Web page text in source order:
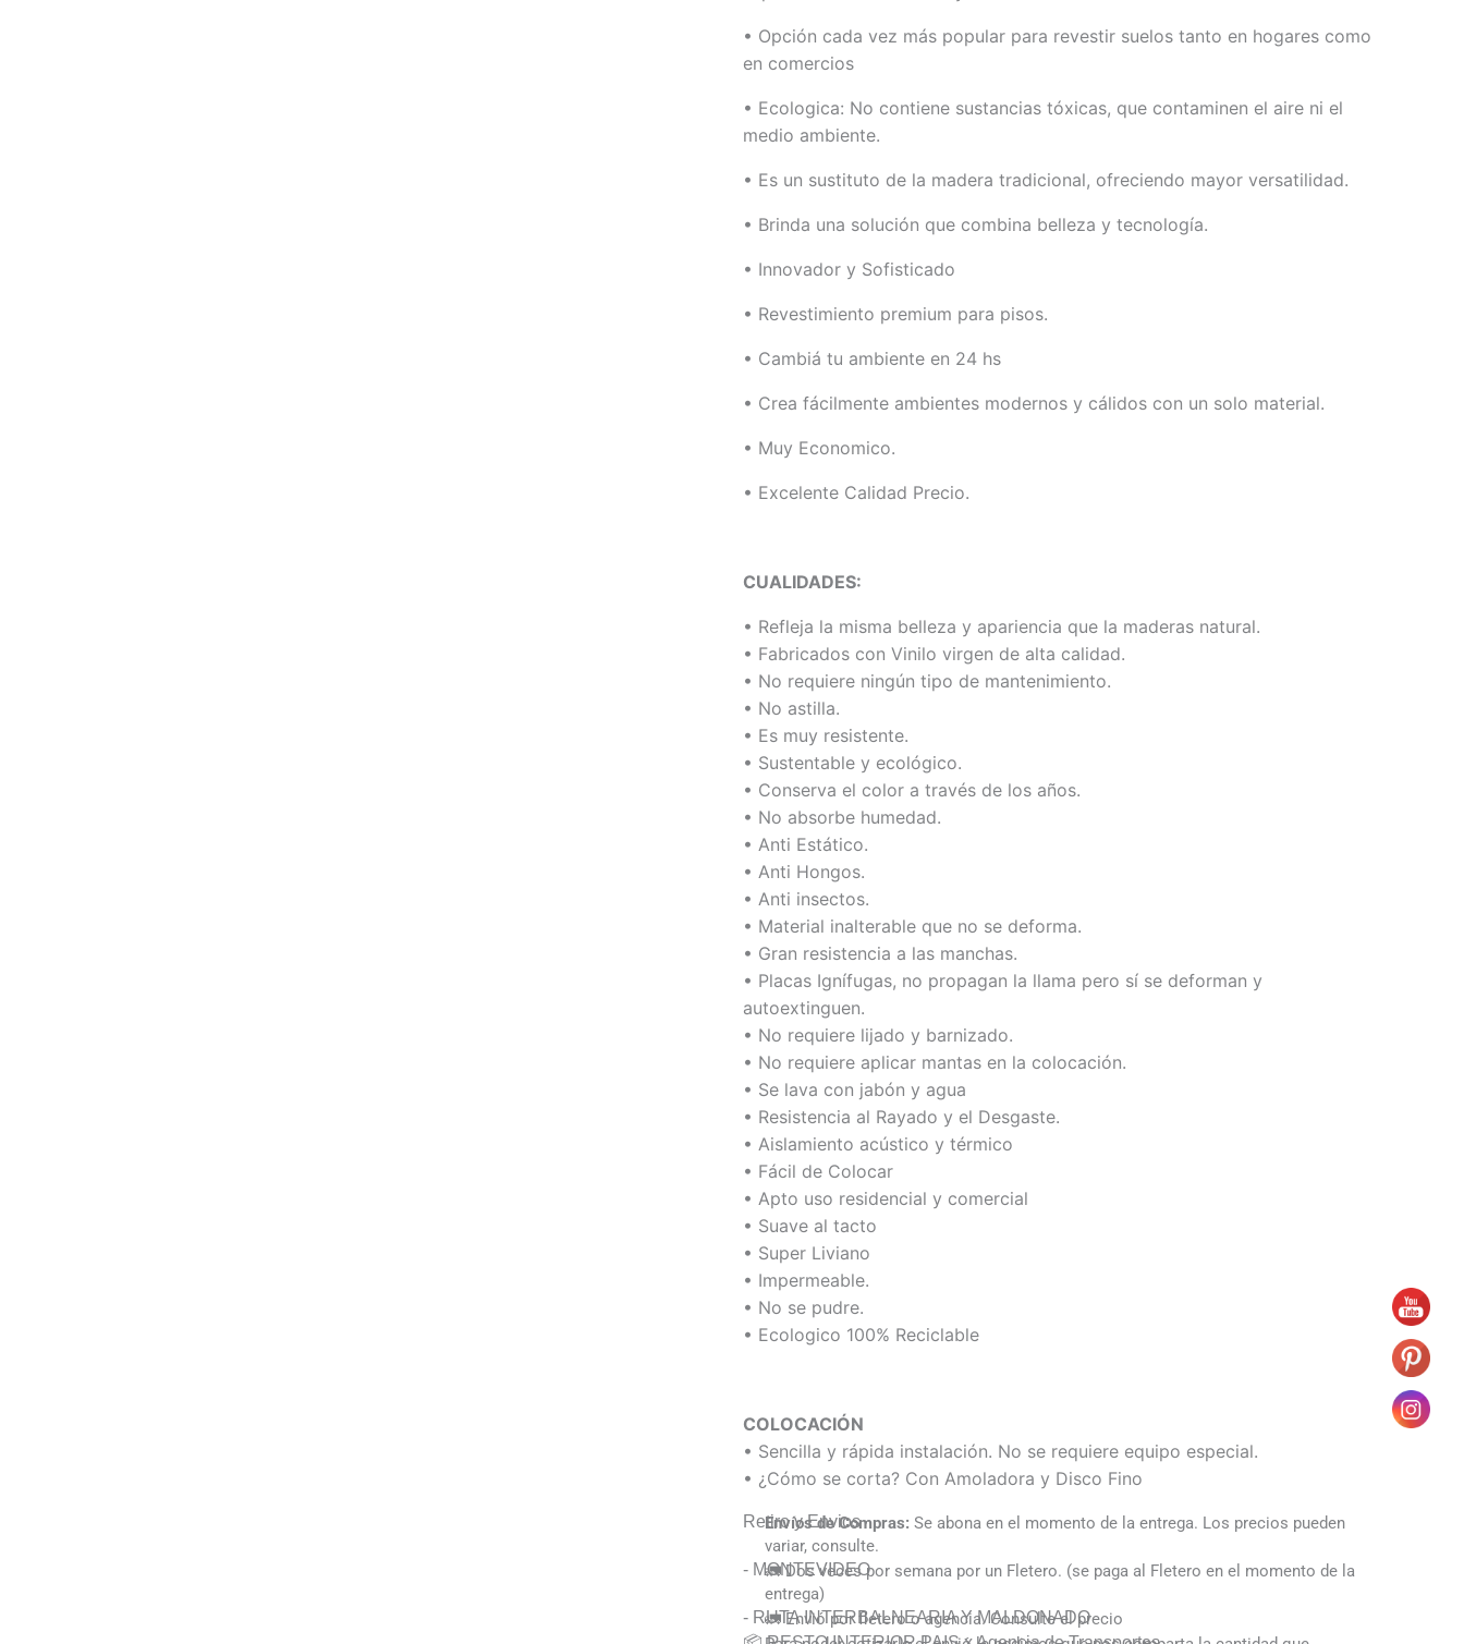
• Opción cada vez más popular para revestir suelos tanto en hogares como
en comercios
• Ecologica: No contiene sustancias tóxicas, que contaminen el aire ni el
medio ambiente.
• Es un sustituto de la madera tradicional, ofreciendo mayor versatilidad.
• Brinda una solución que combina belleza y tecnología.
• Innovador y Sofisticado
• Revestimiento premium para pisos.
• Cambiá tu ambiente en 24 hs
• Crea fácilmente ambientes modernos y cálidos con un solo material.
• Muy Economico.
• Excelente Calidad Precio.
CUALIDADES:
• Refleja la misma belleza y apariencia que la maderas natural.
• Fabricados con Vinilo virgen de alta calidad.
• No requiere ningún tipo de mantenimiento.
• No astilla.
• Es muy resistente.
• Sustentable y ecológico.
• Conserva el color a través de los años.
• No absorbe humedad.
• Anti Estático.
• Anti Hongos.
• Anti insectos.
• Material inalterable que no se deforma.
• Gran resistencia a las manchas.
• Placas Ignífugas, no propagan la llama pero sí se deforman y
autoextinguen.
• No requiere lijado y barnizado.
• No requiere aplicar mantas en la colocación.
• Se lava con jabón y agua
• Resistencia al Rayado y el Desgaste.
• Aislamiento acústico y térmico
• Fácil de Colocar
• Apto uso residencial y comercial
• Suave al tacto
• Super Liviano
• Impermeable.
• No se pudre.
• Ecologico 100% Reciclable
COLOCACIÓN
• Sencilla y rápida instalación. No se requiere equipo especial.
• ¿Cómo se corta? Con Amoladora y Disco Fino
Retiro y Envios
Envíos de Compras: Se abona en el momento de la entrega. Los precios pueden
variar, consulte.
- MONTEVIDEO
🚛 Dos veces por semana por un Fletero. (se paga al Fletero en el momento de la
entrega)
- RUTA INTERBALNEARIA Y MALDONADO
🚛 Envió por fletero o agencia. Consulte el precio